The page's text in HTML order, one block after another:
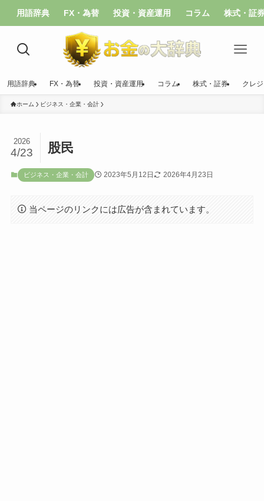
用語辞典 FX・為替 投資・資産運用 コラム 株式・証
用語辞典 FX・為替 投資・資産運用 コラム 株式・証券 クレ
ホーム ビジネス・企業・会計
股民
2026
4/23
ビジネス・企業・会計 2023年5月12日 2026年4月23日
当ページのリンクには広告が含まれています。